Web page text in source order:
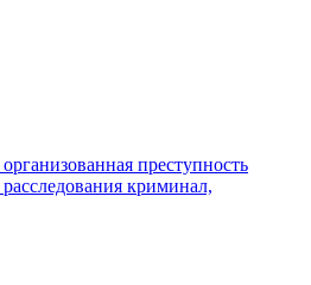
организованная преступность
расследования криминал,